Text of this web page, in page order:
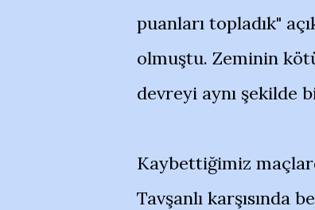
puanları topladık"
olmuştu. Zeminin
devreyi aynı şekilde
Kaybettiğimiz
Tavşanlı karşısında